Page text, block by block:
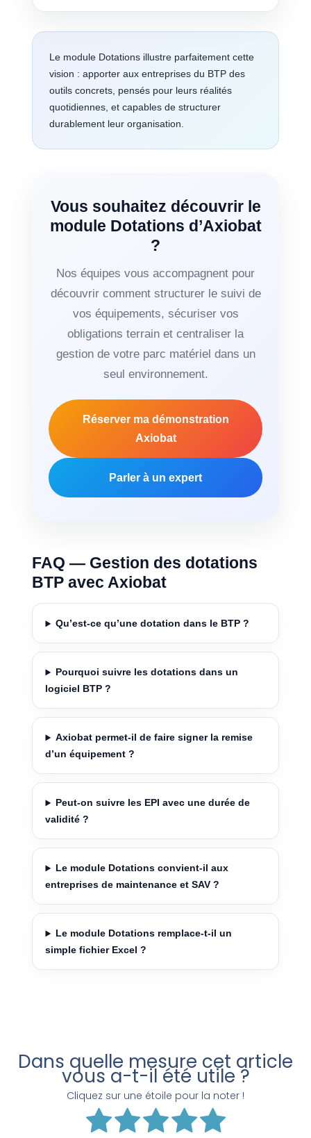
Le module Dotations illustre parfaitement cette
vision : apporter aux entreprises du BTP des
outils concrets, pensés pour leurs réalités
quotidiennes, et capables de structurer
durablement leur organisation.
Vous souhaitez découvrir le
module Dotations d’Axiobat
?
Nos équipes vous accompagnent pour
découvrir comment structurer le suivi de
vos équipements, sécuriser vos
obligations terrain et centraliser la
gestion de votre parc matériel dans un
seul environnement.
Réserver ma démonstration
Axiobat
Parler à un expert
FAQ — Gestion des dotations
BTP avec Axiobat
Qu’est-ce qu’une dotation dans le BTP ?
Pourquoi suivre les dotations dans un
logiciel BTP ?
Axiobat permet-il de faire signer la remise
d’un équipement ?
Peut-on suivre les EPI avec une durée de
validité ?
Le module Dotations convient-il aux
entreprises de maintenance et SAV ?
Le module Dotations remplace-t-il un
simple fichier Excel ?
Dans quelle mesure cet article
vous a-t-il été utile ?
Cliquez sur une étoile pour la noter !